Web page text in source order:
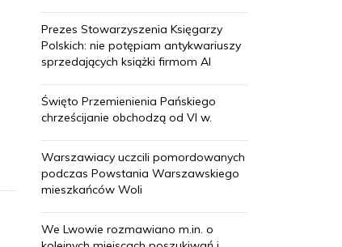
Prezes Stowarzyszenia Księgarzy
Polskich: nie potępiam antykwariuszy
sprzedających książki firmom AI
Święto Przemienienia Pańskiego
chrześcijanie obchodzą od VI w.
Warszawiacy uczcili pomordowanych
podczas Powstania Warszawskiego
mieszkańców Woli
We Lwowie rozmawiano m.in. o